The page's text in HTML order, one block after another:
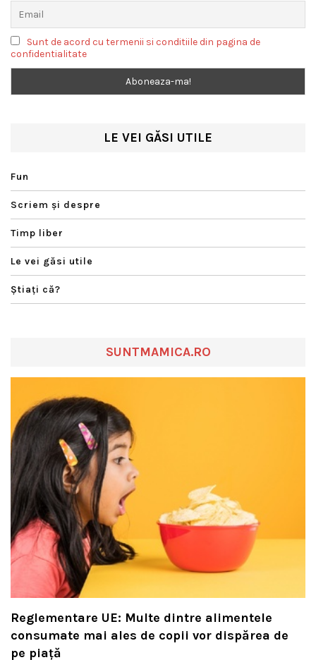
Sunt de acord cu termenii si conditiile din pagina de
confidentialitate
LE VEI GĂSI UTILE
Fun
Scriem şi despre
Timp liber
Le vei găsi utile
Ştiaţi că?
SUNTMAMICA.RO
Reglementare UE: Multe dintre alimentele
consumate mai ales de copii vor dispărea de
pe piață